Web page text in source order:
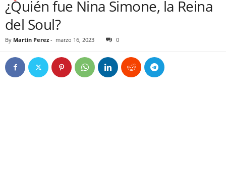
¿Quién fue Nina Simone, la Reina
del Soul?
By Martin Perez - marzo 16, 2023 0